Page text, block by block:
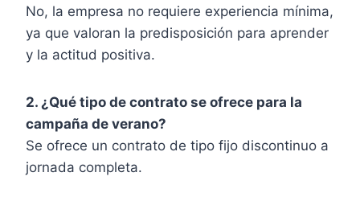
No, la empresa no requiere experiencia mínima,
ya que valoran la predisposición para aprender
y la actitud positiva.
2. ¿Qué tipo de contrato se ofrece para la
campaña de verano?
Se ofrece un contrato de tipo fijo discontinuo a
jornada completa.